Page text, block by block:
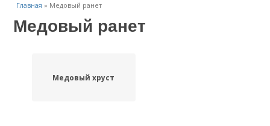
Главная » Медовый ранет
Медовый ранет
Медовый хруст